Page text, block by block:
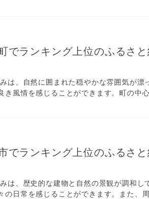
でランキング上位のふるさ
は、自然に囲まれた穏やかな雰囲気が漂
き風情を感じることができます。町の中
でランキング上位のふるさ
は、歴史的な建物と自然の景観が調和し
の日常を感じることができます。また、